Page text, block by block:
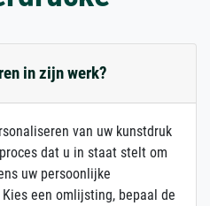
in zijn werk?
van uw kunstdruk
dat u in staat stelt om
uw persoonlijke
een omlijsting, bepaal de